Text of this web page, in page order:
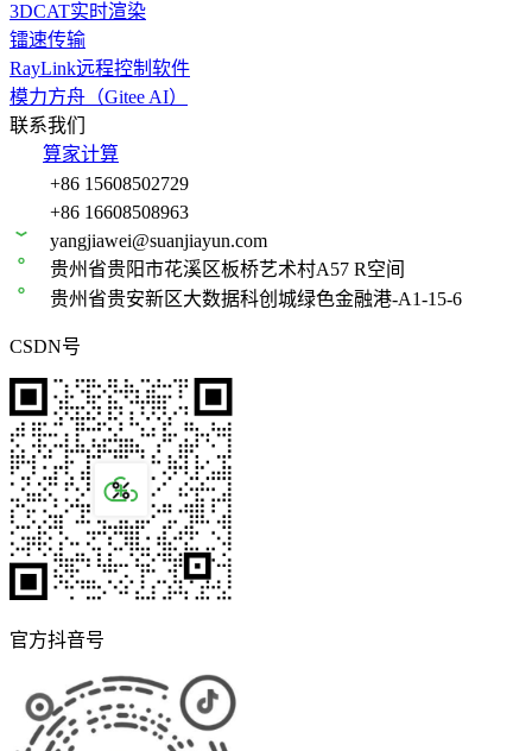
3DCAT实时渲染
镭速传输
RayLink远程控制软件
模力方舟（Gitee AI）
联系我们
算家计算
+86 15608502729
+86 16608508963
yangjiawei@suanjiayun.com
贵州省贵阳市花溪区板桥艺术村A57 R空间
贵州省贵安新区大数据科创城绿色金融港-A1-15-6
CSDN号
官方抖音号